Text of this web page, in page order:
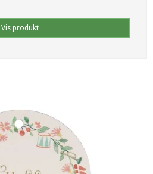
Vis produkt